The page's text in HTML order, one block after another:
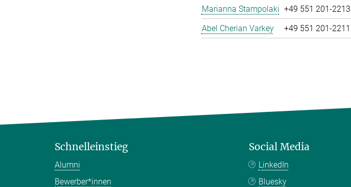
Marianna Stampolaki +49 551 201-2213
Abel Cherian Varkey
+49 551 201-2211
Schnelleinstieg
Alumni
Bewerber*innen
Social Media
LinkedIn
Bluesky